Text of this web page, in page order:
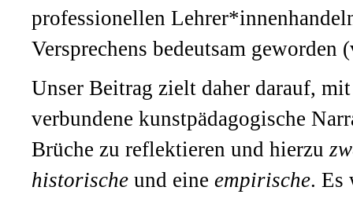
professionellen
Versprechens bedeutsam
Unser Beitrag zielt daher darauf,
verbundene kunstpädagogische
Brüche zu reflektieren und hierzu
historische und eine empirische. Es